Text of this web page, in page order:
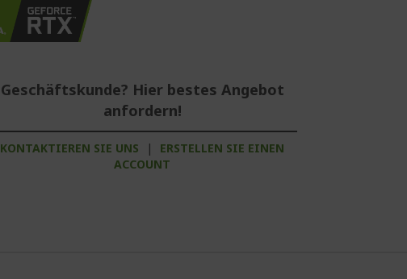
Geschäftskunde? Hier bestes Angebot
anfordern!
KONTAKTIEREN SIE UNS |
ERSTELLEN SIE EINEN
ACCOUNT